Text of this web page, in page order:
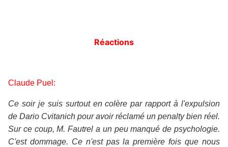
Réactions
Claude Puel:
Ce soir je suis surtout en colère par rapport à l'expulsion
de Dario Cvitanich pour avoir réclamé un penalty bien réel.
Sur ce coup, M. Fautrel a un peu manqué de psychologie.
C'est dommage. Ce n'est pas la première fois que nous